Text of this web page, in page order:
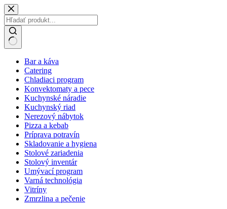
Skip
to
content
results Bar a káva
Catering
Chladiaci program
Konvektomaty a pece
Kuchynské náradie
Kuchynský riad
Nerezový nábytok
Pizza a kebab
Príprava potravín
Skladovanie a hygiena
Stolové zariadenia
Stolový inventár
Umývací program
Varná technológia
Vitríny
Zmrzlina a pečenie